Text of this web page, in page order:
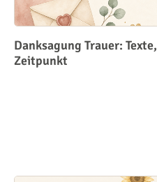
Danksagung Trauer:
Zeitpunkt